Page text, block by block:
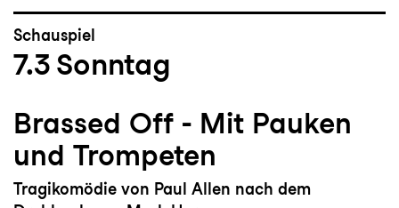
Schauspiel
7.3 Sonntag
Brassed Off - Mit Pauken
und Trompeten
Tragikomödie von Paul Allen nach dem